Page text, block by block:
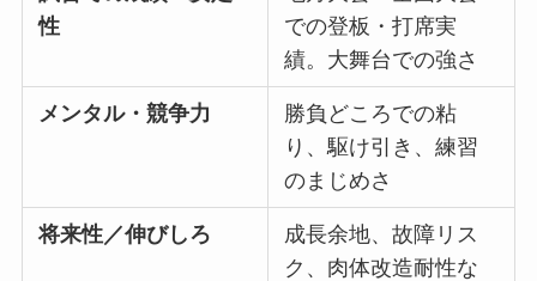
性
での登板・打席実
績。大舞台での強さ
メンタル・競争力
勝負どころでの粘
り、駆け引き、練習
のまじめさ
将来性／伸びしろ
成長余地、故障リス
ク、肉体改造耐性な